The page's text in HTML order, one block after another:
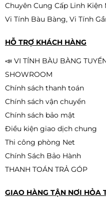
-
Chuyên Cung Cấp Linh Kiện
Vi Tính Bàu Bàng, Vi Tính
HỖ TRỢ KHÁCH HÀNG
📣 VI TÍNH BÀU BÀNG
SHOWROOM
Chính sách thanh toán
Chính sách vận chuyển
Chính sách bảo mật
Điều kiện giao dịch chung
Thi công phòng Net
Chính Sách Bảo Hành
THANH TOÁN TRẢ GÓP
GIAO HÀNG TẬN NƠI HỎA